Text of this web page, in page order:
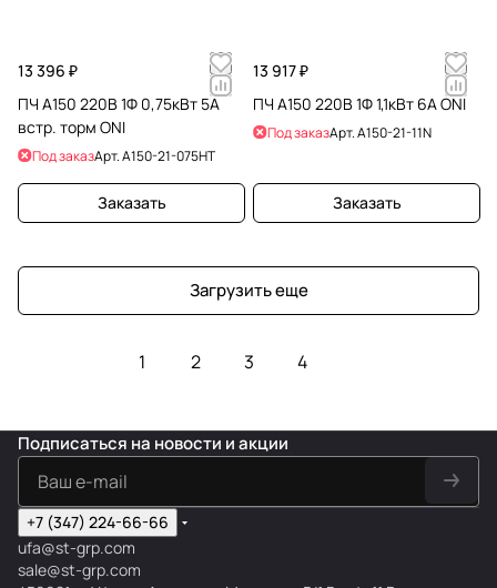
13 396 ₽
ПЧ A150 220В 1Ф 0,75кВт 5А
встр. торм ONI
Под заказАрт.A150-21-075HT
Заказать
13 917 ₽
ПЧ A150 220В 1Ф 1,1кВт 6А ONI
Под заказАрт.A150-21-11N
Заказать
Загрузить еще
1 2 3 4
Подписаться на новости и акции
+7 (347) 224-66-66
ufa@st-grp.com
sale@st-grp.com